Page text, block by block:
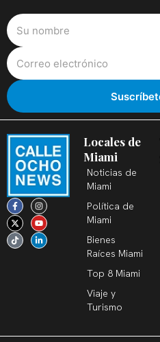
F
a
c
e
b
o
o
I
n
s
t
a
g
r
X
-
t
w
i
t
t
Y
o
u
t
u
b
e
T
i
k
t
o
k
L
i
n
k
e
d
i
Locales de
Miami
Noticias de
Miami
Política de
Miami
Bienes
Raíces Miami
Top 8 Miami
Viaje y
Turismo